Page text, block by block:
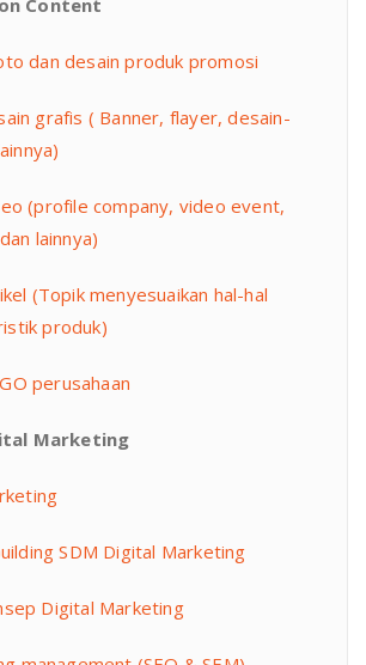
Content
dan desain produk promosi
grafis ( Banner, flayer, desain-
(profile company, video event,
lainnya)
(Topik menyesuaikan hal-hal
produk)
perusahaan
Marketing
SDM Digital Marketing
Digital Marketing